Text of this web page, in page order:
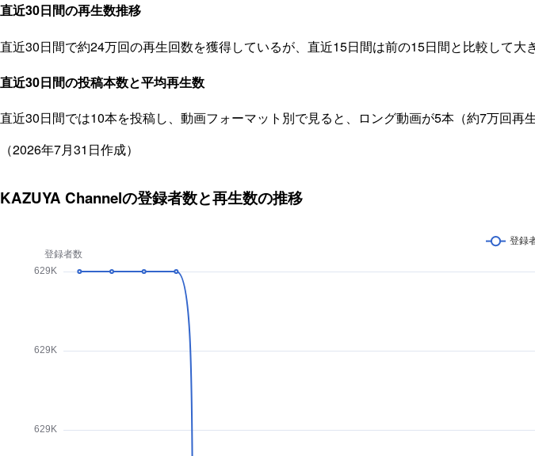
直近30日間の再生数推移
直近30日間で約24万回の再生回数を獲得しているが、直近15日間は前の15日間と比較して大
直近30日間の投稿本数と平均再生数
直近30日間では10本を投稿し、動画フォーマット別で見ると、ロング動画が5本（約7万回再
（2026年7月31日作成）
KAZUYA Channelの登録者数と再生数の推移